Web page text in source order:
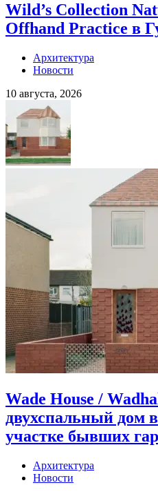
Wild’s Collection
Offhand Practice в
Архитектура
Новости
10 августа, 2026
Wade House /
двухспальный дом
участке бывших
Архитектура
Новости